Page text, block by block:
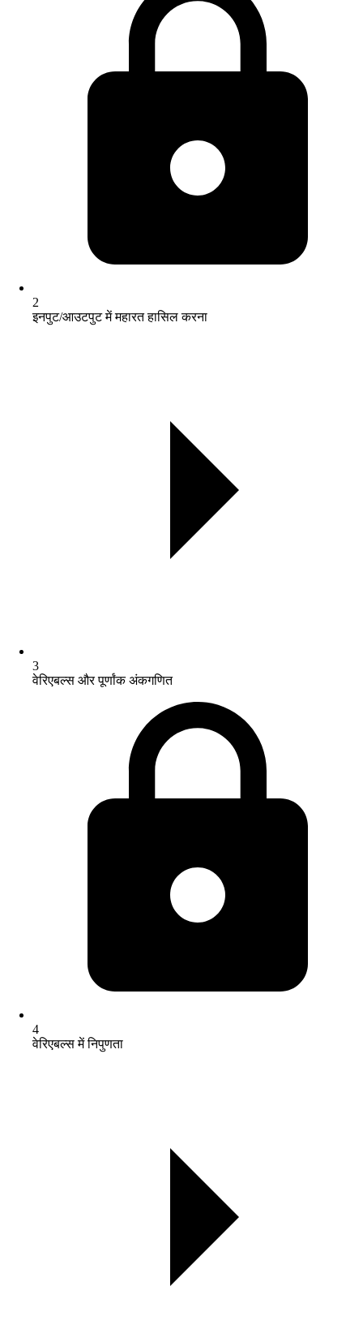
2
इनपुट/आउटपुट में महारत हासिल करना
3
वेरिएबल्स और पूर्णांक अंकगणित
4
वेरिएबल्स में निपुणता